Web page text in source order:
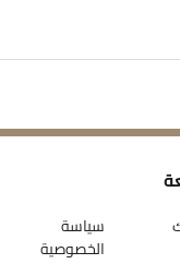
سياسة
الخصوصية